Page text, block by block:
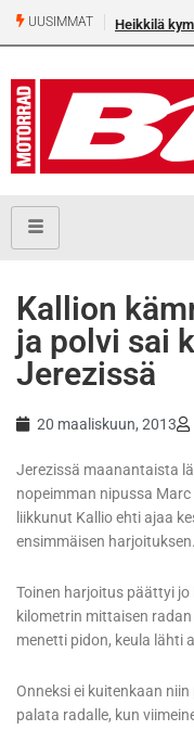
UUSIMMAT Heikkilä
Kallion
ja polvi sai
Jerezissä
20 maaliskuun, 2013
Jerezissä maanantaista
nopeimman nipussa
liikkunut Kallio ehti ajaa
ensimmäisen harjoituksen.
Toinen harjoitus päättyi jo
kilometrin mittaisen
menetti pidon, keula lähti
Onneksi ei kuitenkaan
palata radalle, kun